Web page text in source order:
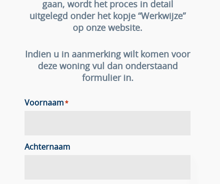
gaan, wordt het proces in detail
uitgelegd onder het kopje “Werkwijze”
op onze website.
Indien u in aanmerking wilt komen voor
deze woning vul dan onderstaand
formulier in.
Voornaam*
Achternaam